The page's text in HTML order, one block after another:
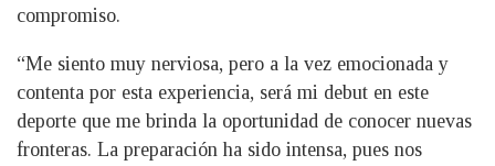
compromiso.
“Me siento muy nerviosa, pero a la vez emocionada y
contenta por esta experiencia, será mi debut en este
deporte que me brinda la oportunidad de conocer nuevas
fronteras. La preparación ha sido intensa, pues nos